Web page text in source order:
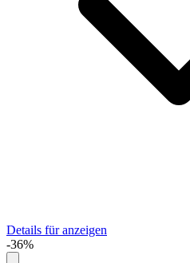
Details für anzeigen
-36%